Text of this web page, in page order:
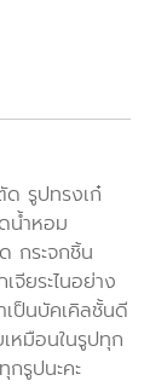
ด รูปทรงเก๋
น้ำหอม
กระจกชิ้น
ยระไนอย่าง
ป็นบัคเคิลชั้นดี
หมือนในรูปทุก
กรูปนะคะ